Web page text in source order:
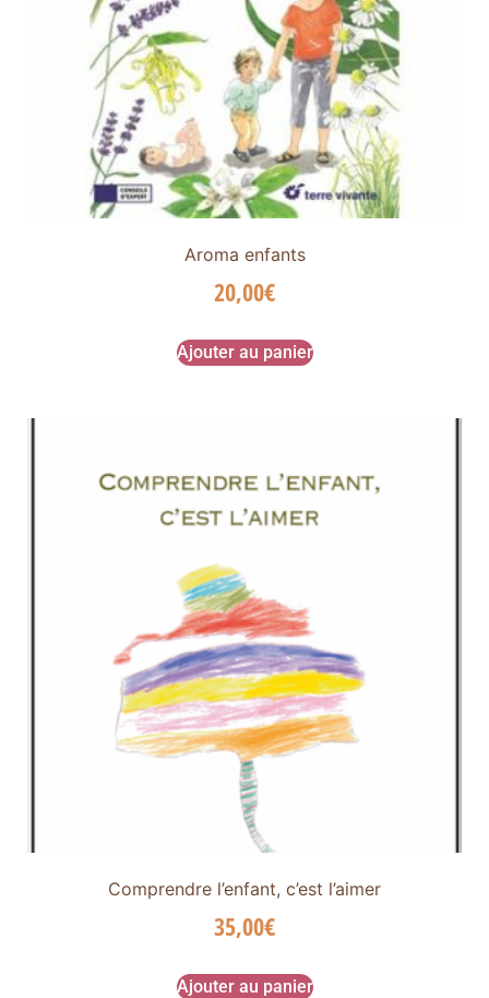
Aroma enfants
20,00€
Ajouter au panier
Comprendre l’enfant, c’est l’aimer
35,00€
Ajouter au panier